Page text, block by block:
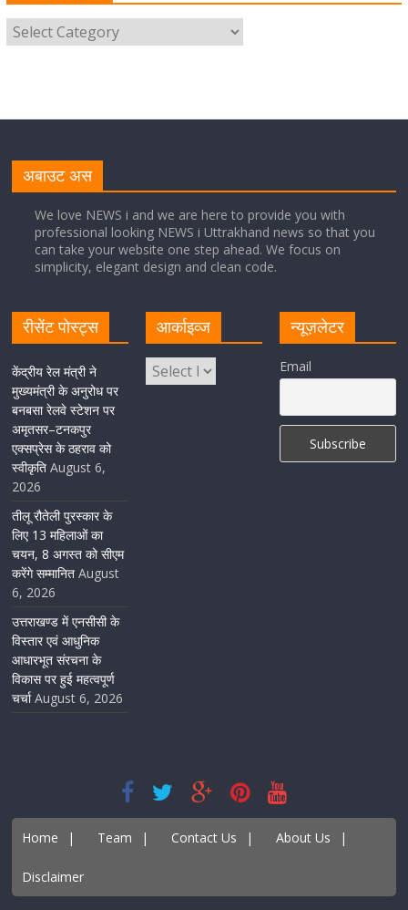
मुख्यमंत्री ने स्वास्थ्य सेवा शिविर का किया शुभारंभ, श्रद्धालुओं को
अपने हाथों से परोसा भोजन
August 5, 2026 1 Comment
सीएम धामी ने हरिद्वार में शिवभक्तों का हेलिकॉप्टर से पुष्पवर्षा और पैर
धोकर किया स्वागत
विकास योजनाओं का लोकार्पण-शिलान्यास
अबाउट अस
We love NEWS i and we are here to provide you with
professional looking NEWS i Uttrakhand news so that you
can take your website one step ahead. We focus on
simplicity, elegant design and clean code.
रीसेंट पोस्ट्स
केंद्रीय रेल मंत्री ने
मुख्यमंत्री के अनुरोध पर
बनबसा रेलवे स्टेशन पर
अमृतसर–टनकपुर
एक्सप्रेस के ठहराव को
स्वीकृति August 6,
2026
तीलू रौतेली पुरस्कार के
लिए 13 महिलाओं का
चयन, 8 अगस्त को सीएम
करेंगे सम्मानित August
6, 2026
उत्तराखण्ड में एनसीसी के
विस्तार एवं आधुनिक
आधारभूत संरचना के
विकास पर हुई महत्वपूर्ण
चर्चा August 6, 2026
आर्काइव्ज न्यूज़लेटर
Email
Home | Team | Contact Us | About Us |
Disclaimer